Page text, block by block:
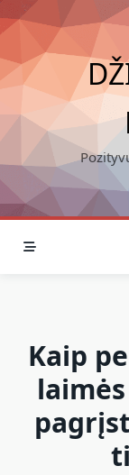
Skip
to
content
Kaip